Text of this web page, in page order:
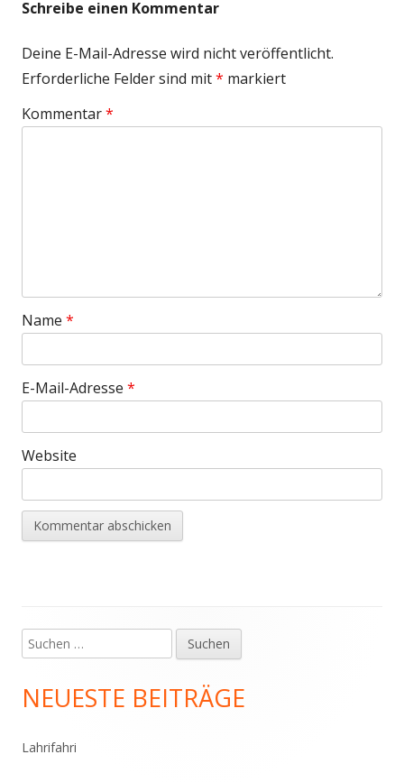
Schreibe einen Kommentar
Deine E-Mail-Adresse wird nicht veröffentlicht.
Erforderliche Felder sind mit* markiert
Kommentar*
Name *
E-Mail-Adresse *
Website
Haupt-
Seitenleiste
Suchen
nach:
NEUESTE BEITRÄGE
Lahrifahri